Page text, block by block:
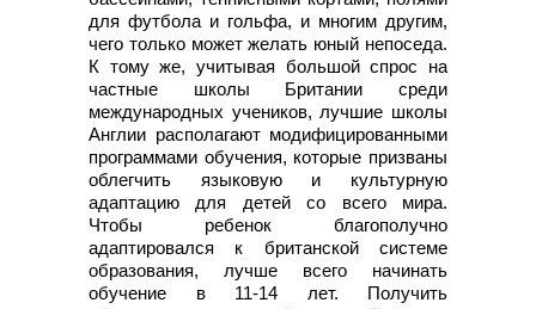
для футбола и гольфа, и многим другим,
чего только может желать юный непоседа.
К тому же, учитывая большой спрос на
частные школы Британии среди
международных учеников, лучшие школы
Англии располагают модифицированными
программами обучения, которые призваны
облегчить языковую и культурную
адаптацию для детей со всего мира.
Чтобы ребенок благополучно
адаптировался к британской системе
образования, лучше всего начинать
обучение в 11-14 лет. Получить